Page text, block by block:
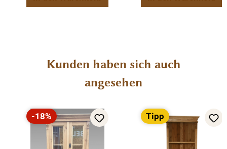
Produktgalerie überspringen
Kunden haben sich auch
angesehen
Rabatt
-18% Tipp